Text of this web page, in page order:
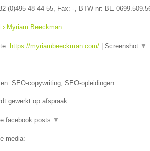
(0)495 48 44 55, Fax: -, BTW-nr: BE
› Myriam Beeckman
https://myriambeeckman.com/| Screenshot ▼
SEO-copywriting, SEO-opleidingen
gewerkt op afspraak.
facebook posts ▼
media: